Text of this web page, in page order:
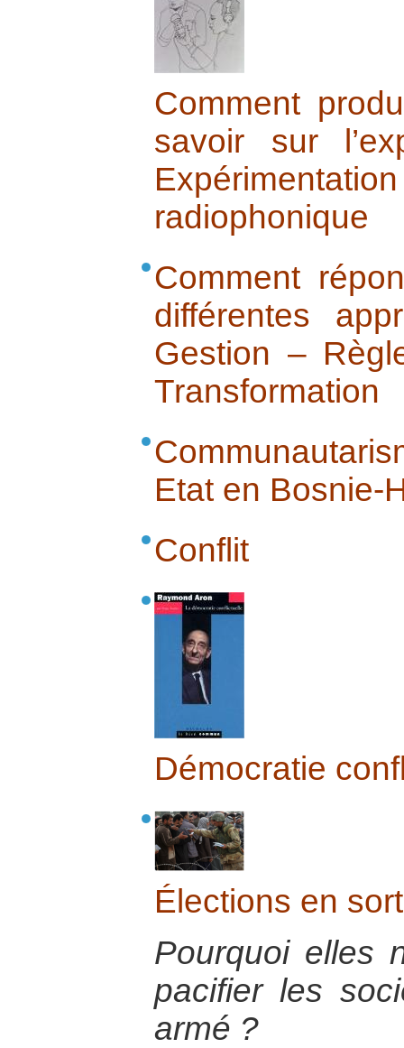
Comment
savoir sur
radiophonique
Comment
différentes
Gestion –
Transformation
Etat en Bosnie-
Conflit
Démocratie
Élections en
Pourquoi elles
pacifier les
armé ?